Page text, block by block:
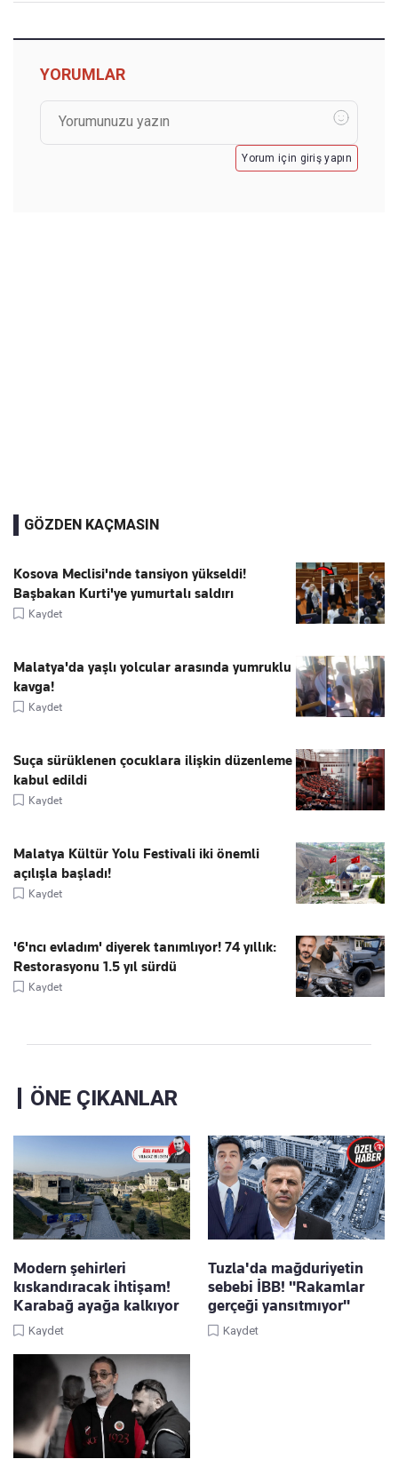
YORUMLAR
Yorum için giriş yapın
GÖZDEN KAÇMASIN
Kosova Meclisi'nde tansiyon yükseldi!
Başbakan Kurti'ye yumurtalı saldırı
Kaydet
Malatya'da yaşlı yolcular arasında yumruklu
kavga!
Kaydet
Suça sürüklenen çocuklara ilişkin düzenleme
kabul edildi
Kaydet
Malatya Kültür Yolu Festivali iki önemli
açılışla başladı!
Kaydet
'6'ncı evladım' diyerek tanımlıyor! 74 yıllık:
Restorasyonu 1.5 yıl sürdü
Kaydet
ÖNE ÇIKANLAR
Modern şehirleri
kıskandıracak ihtişam!
Karabağ ayağa kalkıyor
Kaydet
Tuzla'da mağduriyetin
sebebi İBB! "Rakamlar
gerçeği yansıtmıyor"
Kaydet